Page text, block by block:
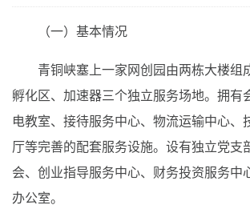
（一）基本情况
青铜峡塞上一家网创园由两栋大楼组
孵化区、加速器三个独立服务场地。拥有
电教室、接待服务中心、物流运输中心、
厅等完善的配套服务设施。设有独立党支
会、创业指导服务中心、财务投资服务中
办公室。